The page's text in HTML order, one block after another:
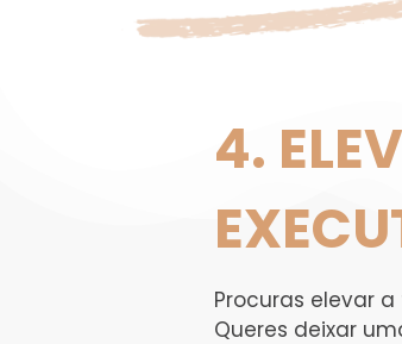
4.
Procuras elevar
Queres deixar